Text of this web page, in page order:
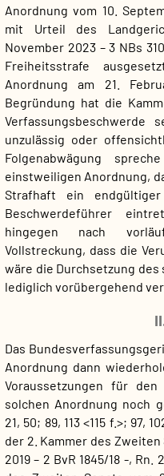
Anordnung vom 10.
mit Urteil des
November 2023 – 3 NBs
Freiheitsstrafe
Anordnung am 21.
Begründung hat die
Verfassungsbeschwerde
unzulässig oder
Folgenabwägung
einstweiligen Anordnung,
Strafhaft ein
Beschwerdeführer
hingegen nach
Vollstreckung, dass die
wäre die Durchsetzung
lediglich vorübergehend
Das
Anordnung dann
Voraussetzungen für
solchen Anordnung noch
21, 50; 89, 113 <115 f.>; 97,
der 2. Kammer des
2019 – 2 BvR 1845/18 -,